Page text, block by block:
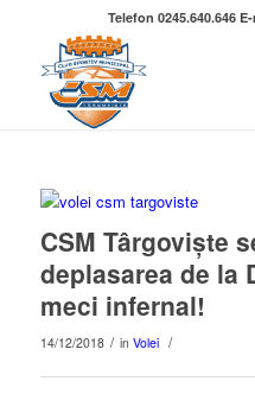
Telefon 0245.640.646
CSM Târgoviște
deplasarea de la
meci infernal!
14/12/2018 / in Volei /